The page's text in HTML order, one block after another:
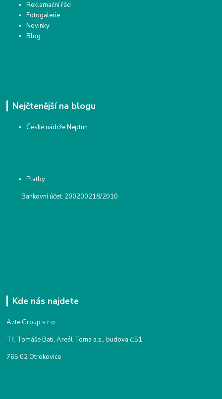
Reklamační řád
Fotogalerie
Novinky
Blog
Nejčtenější na blogu
České nádrže Neptun
Platby
Bankovní účet: 200200218/2010
Kde nás najdete
Azte Group s.r.o.
Tř. Tomáše Bati, Areál Toma a.s., budova č.51
765 02 Otrokovice